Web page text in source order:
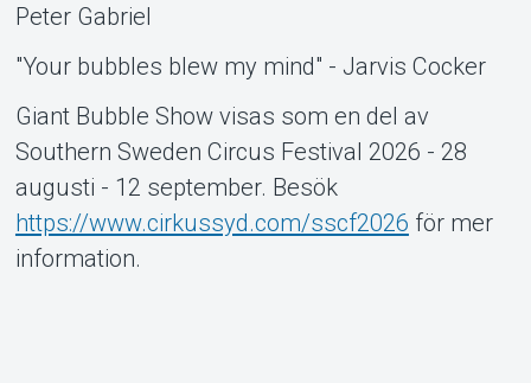
Peter Gabriel
"Your bubbles blew my mind" - Jarvis Cocker
Giant Bubble Show visas som en del av
Southern Sweden Circus Festival 2026 - 28
augusti - 12 september. Besök
https://www.cirkussyd.com/sscf2026 för mer
information.